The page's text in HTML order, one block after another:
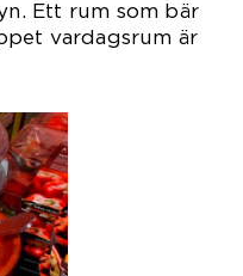
Ett rum som bär
vardagsrum är